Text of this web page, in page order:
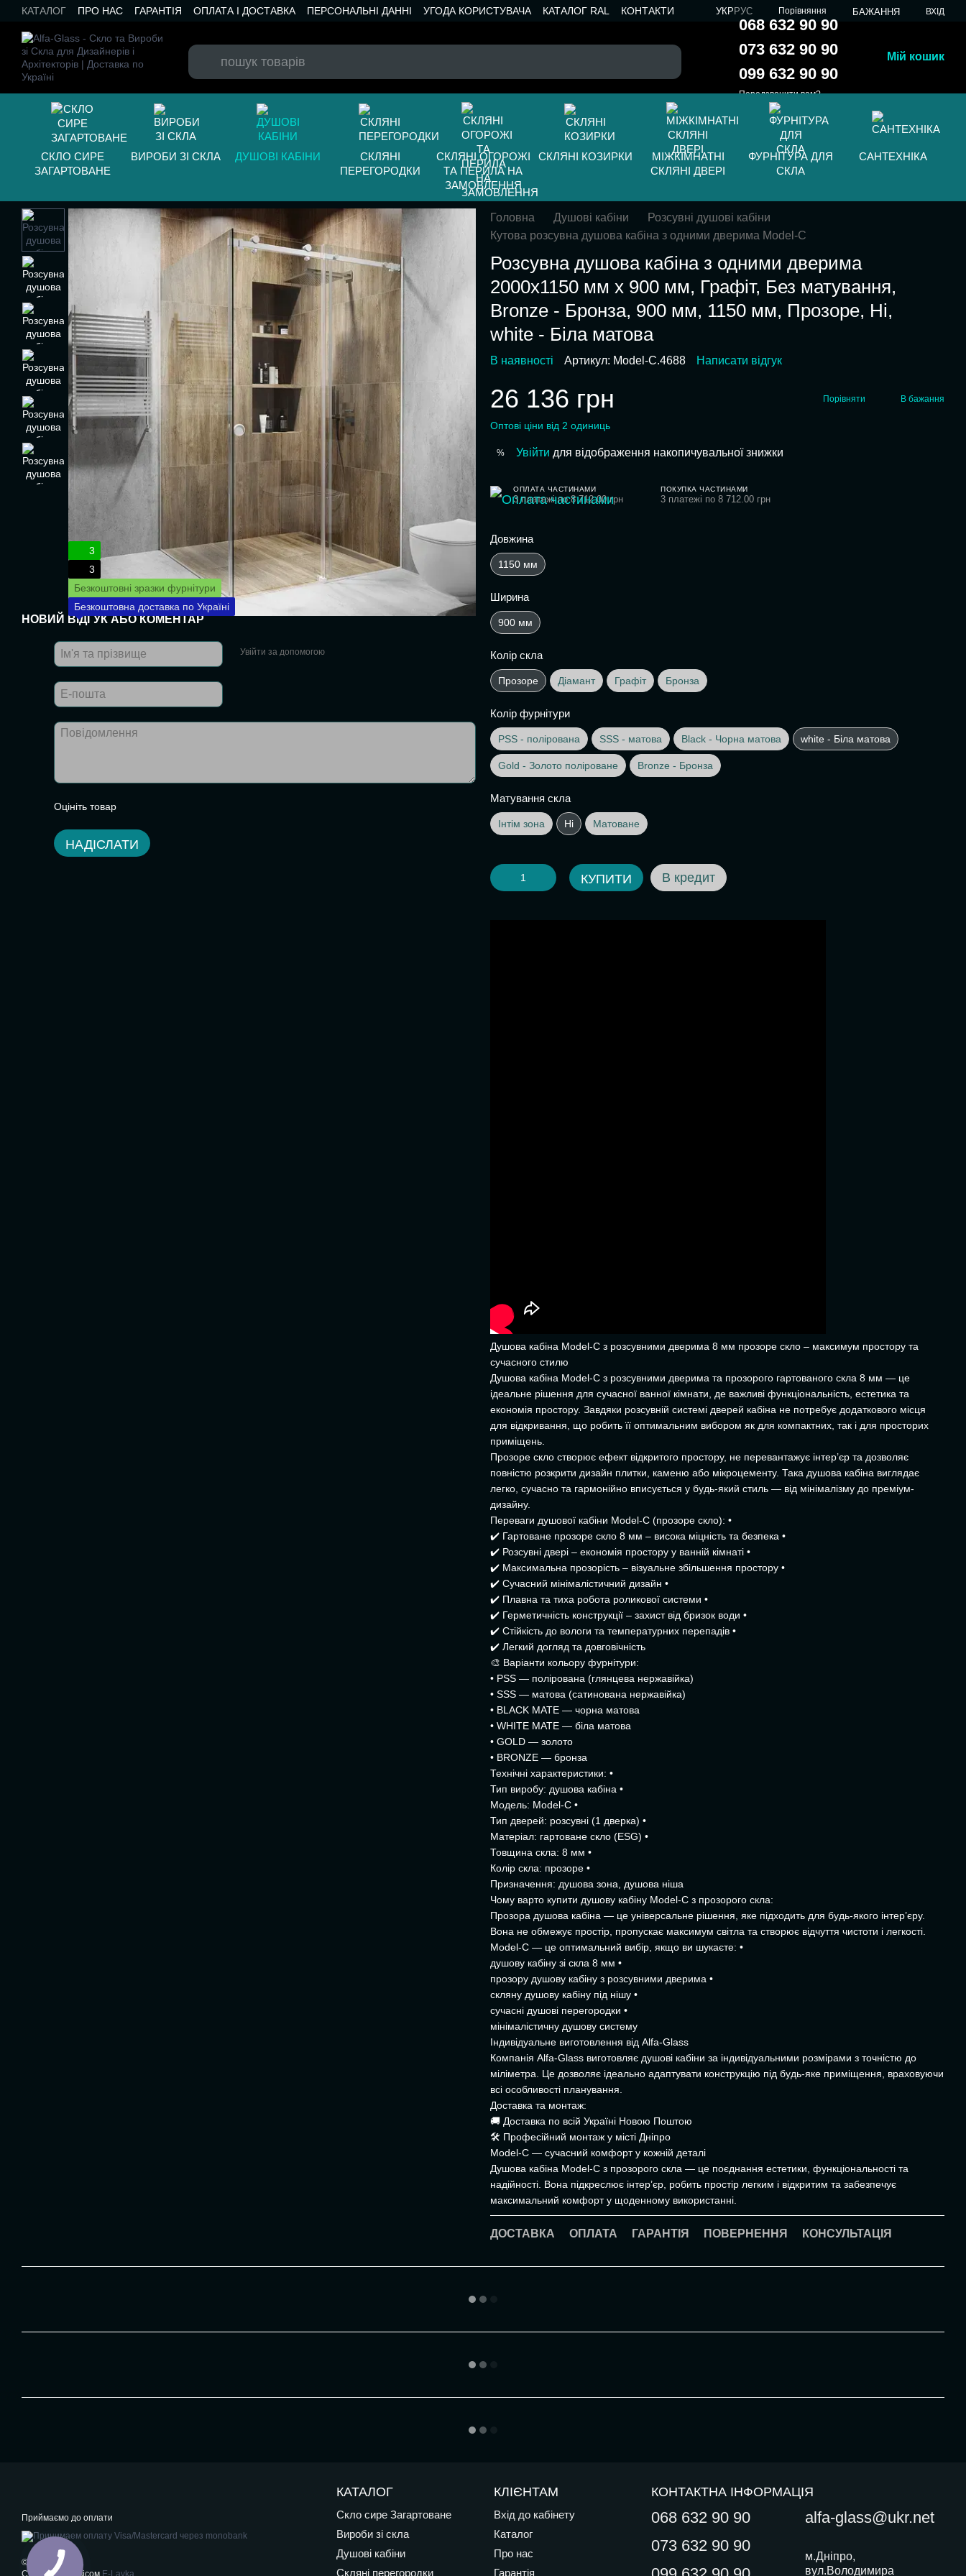
Перейти до основного контенту
КАТАЛОГ ПРО НАС ГАРАНТІЯ ОПЛАТА І ДОСТАВКА ПЕРСОНАЛЬНІ ДАННІ УГОДА КОРИСТУВАЧА КАТАЛОГ RAL
КОНТАКТИ
УКРРУС Порівняння БАЖАННЯ ВХІД
068 632 90 90
073 632 90 90
099 632 90 90
Передзвонити вам?
Мій кошик
СКЛО СИРЕ
ЗАГАРТОВАНЕ
ВИРОБИ ЗІ СКЛА ДУШОВІ КАБІНИ
СКЛЯНІ
ПЕРЕГОРОДКИ
СКЛЯНІ ОГОРОЖІ
ТА ПЕРИЛА НА
ЗАМОВЛЕННЯ
СКЛЯНІ КОЗИРКИ
МІЖКІМНАТНІ
СКЛЯНІ ДВЕРІ
ФУРНІТУРА ДЛЯ
СКЛА
САНТЕХНІКА
3
3
Безкоштовні зразки фурнітури
Безкоштовна доставка по Україні
НОВИЙ ВІДГУК АБО КОМЕНТАР
Увійти за допомогою
Оцініть товар
НАДІСЛАТИ
Головна Душові кабіни
Розсувні душові кабіни
Кутова розсувна душова кабіна з одними дверима Model-C
Розсувна душова кабіна з одними дверима
2000х1150 мм x 900 мм, Графіт, Без матування,
Bronze - Бронза, 900 мм, 1150 мм, Прозоре, Ні,
white - Біла матова
В наявності Артикул: Model-C.4688 Написати відгук
26 136 грн Порівняти В бажання
Оптові ціни від 2 одиниць
% Увійти для відображення накопичувальної знижки
ОПЛАТА ЧАСТИНАМИ
3 платежі по 8 712.00 грн
ПОКУПКА ЧАСТИНАМИ
3 платежі по 8 712.00 грн
Довжина
1150 мм
Ширина
900 мм
Колір скла
Прозоре Діамант Графіт Бронза
Колір фурнітури
PSS - полірована SSS - матова Black - Чорна матова white - Біла матова
Gold - Золото поліроване Bronze - Бронза
Матування скла
Інтім зона Ні Матоване
КУПИТИ В кредит
Душова кабіна Model-C з розсувними дверима 8 мм прозоре скло – максимум простору та
сучасного стилю
Душова кабіна Model-C з розсувними дверима та прозорого гартованого скла 8 мм — це
ідеальне рішення для сучасної ванної кімнати, де важливі функціональність, естетика та
економія простору. Завдяки розсувній системі дверей кабіна не потребує додаткового місця
для відкривання, що робить її оптимальним вибором як для компактних, так і для просторих
приміщень.
Прозоре скло створює ефект відкритого простору, не перевантажує інтер’єр та дозволяє
повністю розкрити дизайн плитки, каменю або мікроцементу. Така душова кабіна виглядає
легко, сучасно та гармонійно вписується у будь-який стиль — від мінімалізму до преміум-
дизайну.
Переваги душової кабіни Model-C (прозоре скло): •
✔️ Гартоване прозоре скло 8 мм – висока міцність та безпека •
✔️ Розсувні двері – економія простору у ванній кімнаті •
✔️ Максимальна прозорість – візуальне збільшення простору •
✔️ Сучасний мінімалістичний дизайн •
✔️ Плавна та тиха робота роликової системи •
✔️ Герметичність конструкції – захист від бризок води •
✔️ Стійкість до вологи та температурних перепадів •
✔️ Легкий догляд та довговічність
🎨 Варіанти кольору фурнітури:
• PSS — полірована (глянцева нержавійка)
• SSS — матова (сатинована нержавійка)
• BLACK MATE — чорна матова
• WHITE MATE — біла матова
• GOLD — золото
• BRONZE — бронза
Технічні характеристики: •
Тип виробу: душова кабіна •
Модель: Model-C •
Тип дверей: розсувні (1 дверка) •
Матеріал: гартоване скло (ESG) •
Товщина скла: 8 мм •
Колір скла: прозоре •
Призначення: душова зона, душова ніша
Чому варто купити душову кабіну Model-C з прозорого скла:
Прозора душова кабіна — це універсальне рішення, яке підходить для будь-якого інтер’єру.
Вона не обмежує простір, пропускає максимум світла та створює відчуття чистоти і легкості.
Model-C — це оптимальний вибір, якщо ви шукаєте: •
душову кабіну зі скла 8 мм •
прозору душову кабіну з розсувними дверима •
скляну душову кабіну під нішу •
сучасні душові перегородки •
мінімалістичну душову систему
Індивідуальне виготовлення від Alfa-Glass
Компанія Alfa-Glass виготовляє душові кабіни за індивідуальними розмірами з точністю до
міліметра. Це дозволяє ідеально адаптувати конструкцію під будь-яке приміщення, враховуючи
всі особливості планування.
Доставка та монтаж:
🚚 Доставка по всій Україні Новою Поштою
🛠 Професійний монтаж у місті Дніпро
Model-C — сучасний комфорт у кожній деталі
Душова кабіна Model-C з прозорого скла — це поєднання естетики, функціональності та
надійності. Вона підкреслює інтер’єр, робить простір легким і відкритим та забезпечує
максимальний комфорт у щоденному використанні.
ДОСТАВКА ОПЛАТА ГАРАНТІЯ ПОВЕРНЕННЯ КОНСУЛЬТАЦІЯ
Приймаємо до оплати
© 2026
Створено сервісом E-Lavka
КАТАЛОГ
Скло сире Загартоване
Вироби зі скла
Душові кабіни
Скляні перегородки
КЛІЄНТАМ
Вхід до кабінету
Каталог
Про нас
Гарантія
КОНТАКТНА ІНФОРМАЦІЯ
068 632 90 90
073 632 90 90
alfa-glass@ukr.net
м.Дніпро,
вул.Володимира